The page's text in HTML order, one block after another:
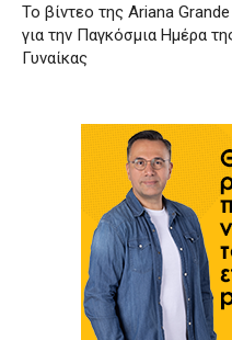
Το βίντεο της Ariana Grande
για την Παγκόσμια Ημέρα
Γυναίκας